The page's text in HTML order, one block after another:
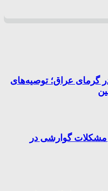
گرمای عراق؛ توصیه‌های
مشکلات گوارشی در